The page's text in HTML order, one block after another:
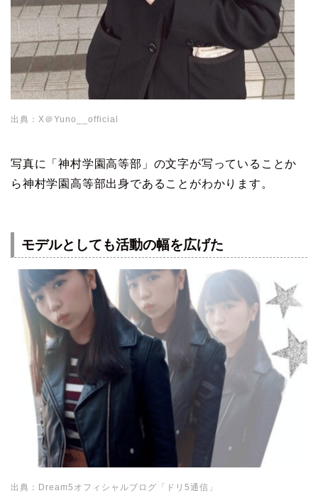
出典：X＠Yuno__official
写真に「神村学園高等部」の文字が写っていることか
ら神村学園高等部出身であることがわかります。
モデルとしても活動の幅を広げた
出典：Dream5オフィシャルブログ「ドリ5通信」